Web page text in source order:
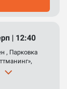
| 12:40
, Парковка